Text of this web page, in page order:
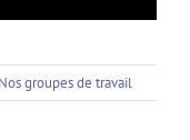
Nos groupes de travail